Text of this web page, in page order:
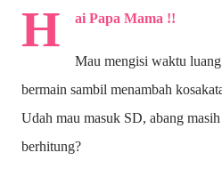
H ai Papa Mama !!
Mau mengisi waktu
bermain sambil menambah
Udah mau masuk SD, abang
berhitung?